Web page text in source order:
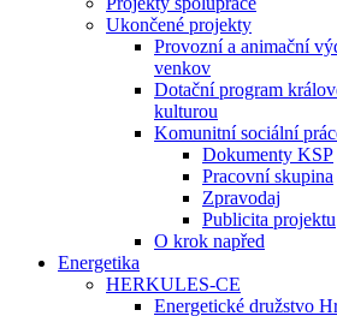
Ukončené projekty
Provozní a animační
venkov
Dotační program
kulturou
Komunitní sociální
Dokumenty KSP
Pracovní skupina
Zpravodaj
Publicita projektu
O krok napřed
Energetika
HERKULES-CE
Energetické družstvo